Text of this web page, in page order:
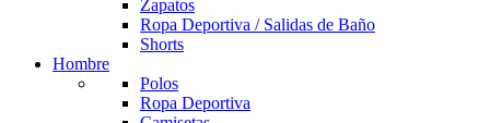
Zapatos
Ropa Deportiva / Salidas de Baño
Shorts
Hombre
Polos
Ropa Deportiva